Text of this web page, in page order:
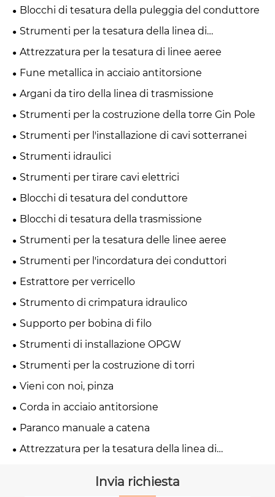
Blocchi di tesatura della puleggia del conduttore
Strumenti per la tesatura della linea di
trasmissione
Attrezzatura per la tesatura di linee aeree
Fune metallica in acciaio antitorsione
Argani da tiro della linea di trasmissione
Strumenti per la costruzione della torre Gin Pole
Strumenti per l'installazione di cavi sotterranei
Strumenti idraulici
Strumenti per tirare cavi elettrici
Blocchi di tesatura del conduttore
Blocchi di tesatura della trasmissione
Strumenti per la tesatura delle linee aeree
Strumenti per l'incordatura dei conduttori
Estrattore per verricello
Strumento di crimpatura idraulico
Supporto per bobina di filo
Strumenti di installazione OPGW
Strumenti per la costruzione di torri
Vieni con noi, pinza
Corda in acciaio antitorsione
Paranco manuale a catena
Attrezzatura per la tesatura della linea di
Invia richiesta